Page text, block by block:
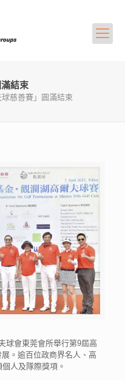
結束
球慈善賽」圓滿結束
球會東莞會所舉行第9屆高
。逾百位政商界名人、高
人及隊際獎項。